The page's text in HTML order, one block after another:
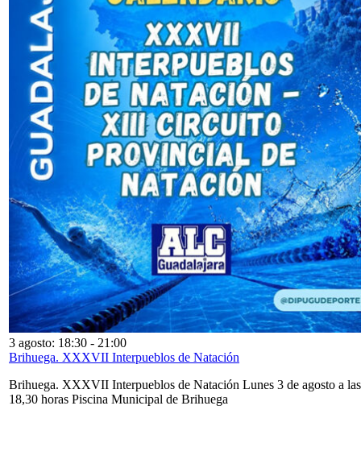
3 agosto: 18:30 - 21:00
Brihuega. XXXVII Interpueblos de Natación
Brihuega. XXXVII Interpueblos de Natación Lunes 3 de agosto a las
18,30 horas Piscina Municipal de Brihuega